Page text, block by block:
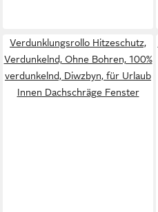
Verdunklungsrollo Hitzeschutz,
Verdunkelnd, Ohne Bohren, 100%
verdunkelnd, Diwzbyn, für Urlaub
Innen Dachschräge Fenster